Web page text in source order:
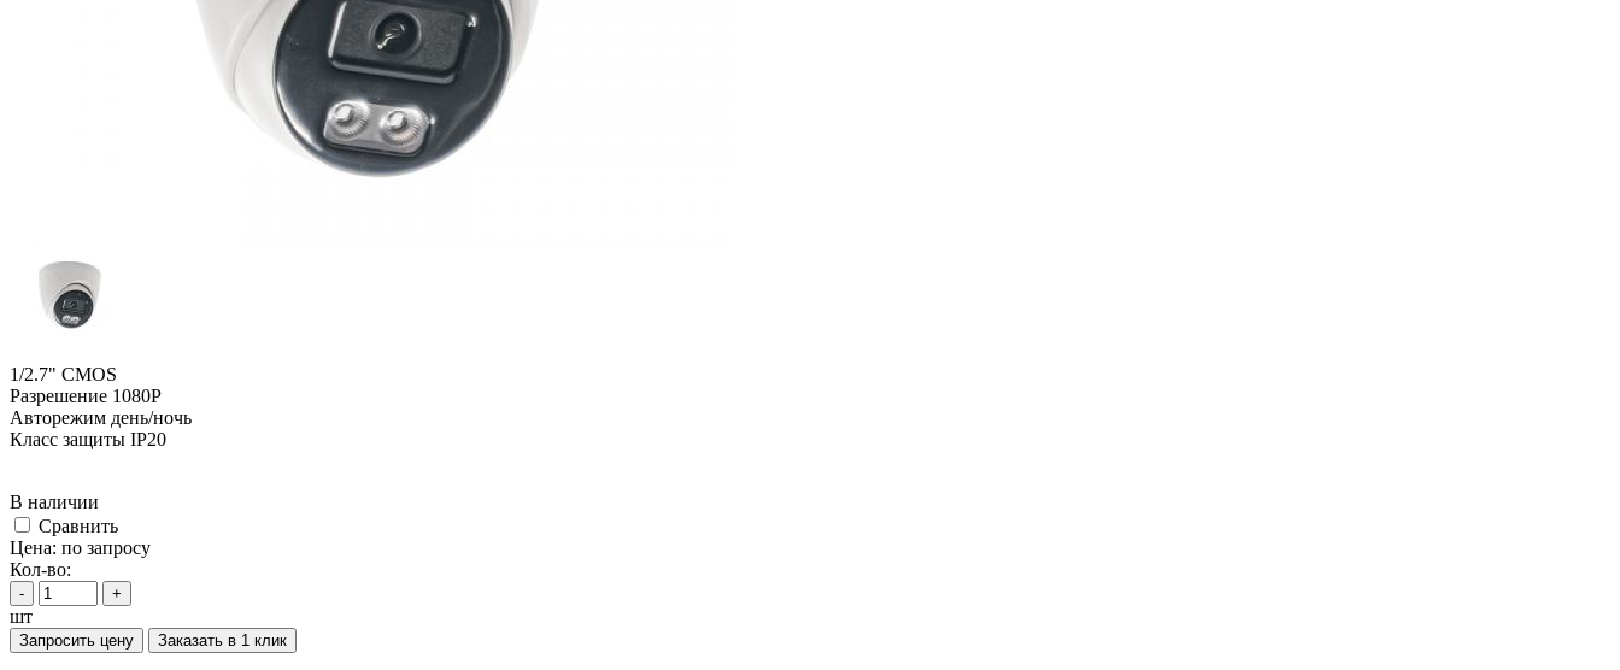
1/2.7" CMOS
Разрешение 1080P
Авторежим день/ночь
Класс защиты IP20
В наличии
Cравнить
Цена: по запросу
Кол-во:
- +
шт
Запросить цену Заказать в 1 клик